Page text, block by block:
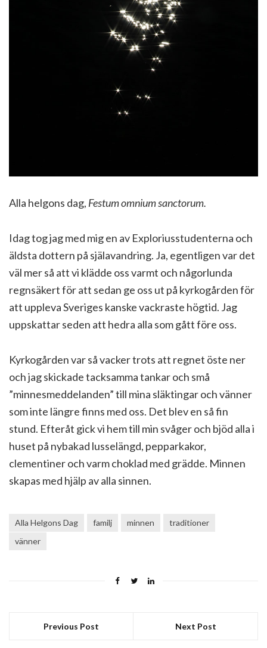
Alla helgons dag, Festum omnium sanctorum.
Idag tog jag med mig en av Exploriusstudenterna och
äldsta dottern på själavandring. Ja, egentligen var det
väl mer så att vi klädde oss varmt och någorlunda
regnsäkert för att sedan ge oss ut på kyrkogården för
att uppleva Sveriges kanske vackraste högtid. Jag
uppskattar seden att hedra alla som gått före oss.
Kyrkogården var så vacker trots att regnet öste ner
och jag skickade tacksamma tankar och små
”minnesmeddelanden” till mina släktingar och vänner
som inte längre finns med oss. Det blev en så fin
stund. Efteråt gick vi hem till min svåger och bjöd alla i
huset på nybakad lusselängd, pepparkakor,
clementiner och varm choklad med grädde. Minnen
skapas med hjälp av alla sinnen.
Alla Helgons Dag familj minnen
traditioner
vänner
Previous Post Next Post